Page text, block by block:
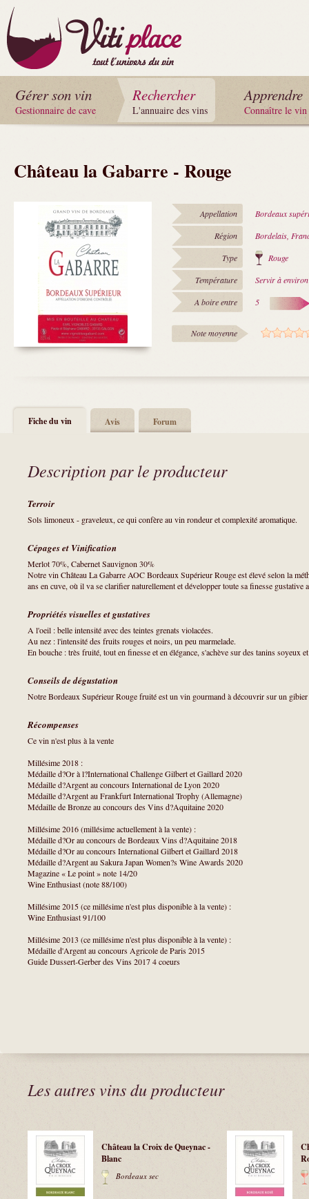
Gérer son vin
Gestionnaire de cave
Rechercher
L'annuaire des vins
Apprendre
Connaître le vin
Château la Gabarre - Rouge
Appellation
Bordeaux
Région
Bordelais,
Type
Rouge
Température
Servir à
A boire entre
5
Note moyenne
Fiche du vin Avis Forum
Description par le producteur
Terroir
Sols limoneux - graveleux, ce qui confère au vin rondeur et complexité aromatique.
Cépages et Vinification
Merlot 70%, Cabernet Sauvignon 30%
Notre vin Château La Gabarre AOC Bordeaux Supérieur Rouge est élevé selon la
ans en cuve, où il va se clarifier naturellement et développer toute sa finesse gustative
Propriétés visuelles et gustatives
A l'oeil : belle intensité avec des teintes grenats violacées.
Au nez : l'intensité des fruits rouges et noirs, un peu marmelade.
En bouche : très fruité, tout en finesse et en élégance, s'achève sur des tanins soyeux
Conseils de dégustation
Notre Bordeaux Supérieur Rouge fruité est un vin gourmand à découvrir sur un gibier
Récompenses
Ce vin n'est plus à la vente
Millésime 2018 :
Médaille d?Or à l?International Challenge Gilbert et Gaillard 2020
Médaille d?Argent au concours International de Lyon 2020
Médaille d?Argent au Frankfurt International Trophy (Allemagne)
Médaille de Bronze au concours des Vins d?Aquitaine 2020
Millésime 2016 (millésime actuellement à la vente) :
Médaille d?Or au concours de Bordeaux Vins d?Aquitaine 2018
Médaille d?Or au concours International Gilbert et Gaillard 2018
Médaille d?Argent au Sakura Japan Women?s Wine Awards 2020
Magazine « Le point » note 14/20
Wine Enthusiast (note 88/100)
Millésime 2015 (ce millésime n'est plus disponible à la vente) :
Wine Enthusiast 91/100
Millésime 2013 (ce millésime n'est plus disponible à la vente) :
Médaille d'Argent au concours Agricole de Paris 2015
Guide Dussert-Gerber des Vins 2017 4 coeurs
Les autres vins du producteur
Château la Croix de Queynac -
Blanc
Bordeaux sec